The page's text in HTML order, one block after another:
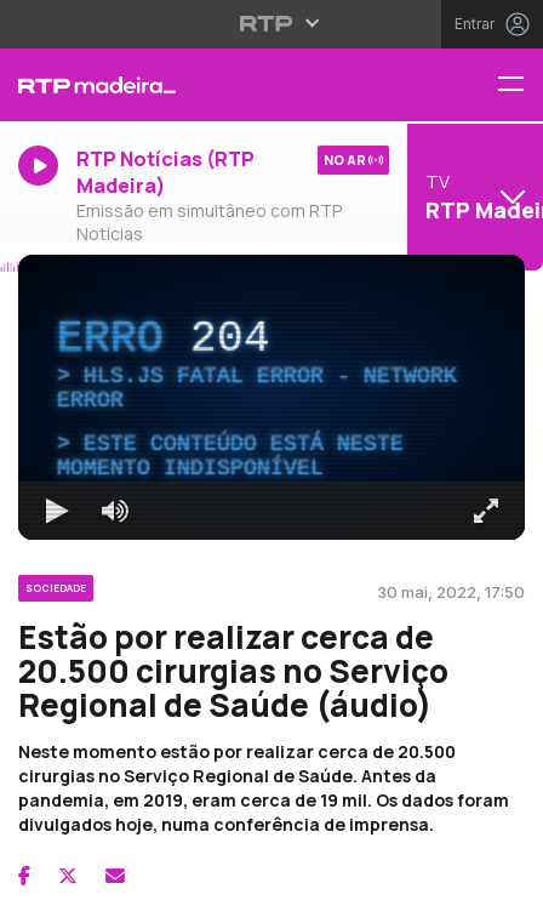
Entrar
RTP Notícias (RTP
Madeira)
Emissão em simultâneo com RTP
Notícias
NO AR
TV
RTP
ERRO204
HLS.JS FATAL ERROR - NETWORK
ERROR
ESTE CONTEÚDO ESTÁ NESTE
MOMENTO INDISPONÍVEL
SOCIEDADE 30 mai, 2022, 17:50
Estão por realizar cerca de
20.500 cirurgias no Serviço
Regional de Saúde (áudio)
Neste momento estão por realizar cerca de 20.500
cirurgias no Serviço Regional de Saúde. Antes da
pandemia, em 2019, eram cerca de 19 mil. Os dados foram
divulgados hoje, numa conferência de imprensa.